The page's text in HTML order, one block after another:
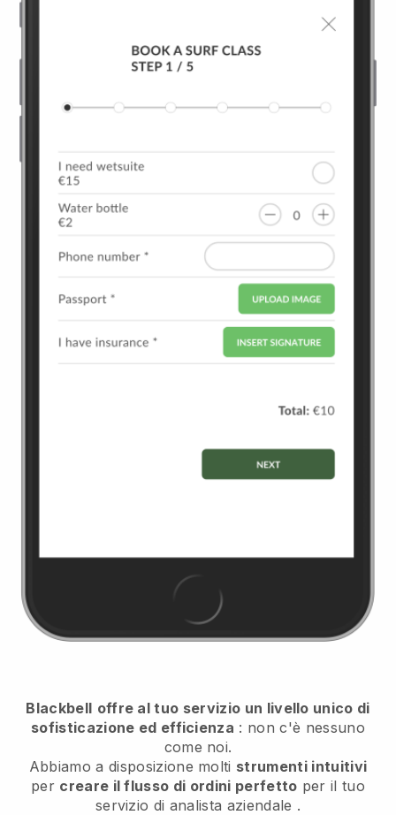
Blackbell offre al tuo servizio un livello unico di
sofisticazione ed efficienza : non c'è nessuno
come noi.
Abbiamo a disposizione molti strumenti intuitivi
per creare il flusso di ordini perfetto per il tuo
servizio di analista aziendale .